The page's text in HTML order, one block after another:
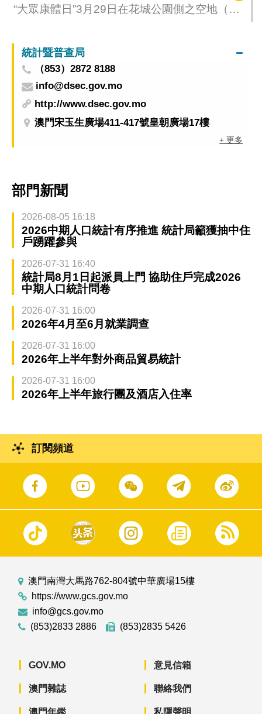
“大眾康體日”3月29日在花城公園側之空地（哥
統計暨普查局
（853）2872 8188
info@dsec.gov.mo
http://www.dsec.gov.mo
澳門宋玉生廣場411-417號皇朝廣場17樓
+ 更多
部門新聞
2026-08-05 16:18
2026中期人口統計有序推進 統計局籲獲抽中住
戶踴躍參與
2026-07-31 16:40
統計局8月1日起派員上門 協助住戶完成2026
中期人口統計問卷
2026-07-31 16:00
2026年4月至6月就業調查
2026-07-31 16:00
2026年上半年對外商品貿易統計
2026-07-31 16:00
2026年上半年旅行團及酒店入住率
訂閱頻道
澳門南灣大馬路762-804號中華廣場15樓
https://www.gcs.gov.mo
info@gcs.gov.mo
(853)2833 2886
(853)2835 5426
GOV.MO
澳門雜誌
澳門年鑑
意見信箱
聯絡我們
私隱聲明